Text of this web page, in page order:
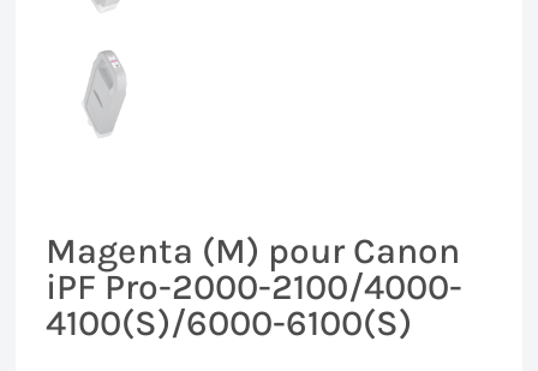
Magenta (M) pour Canon
iPF Pro-2000-2100/4000-
4100(S)/6000-6100(S)